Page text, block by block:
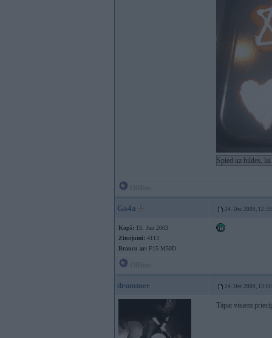
Spied uz bildes,
Ga4a 24. Dec 2009, 12:59
Kopš: 13. Jun 2003
Ziņojumi: 4113
Braucu ar: F15 M50D
drummer 24. Dec 2009, 13:00
Tāpat visiem